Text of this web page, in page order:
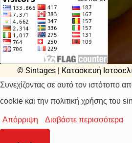
© Sintages | Κατασκευή
Συνεχίζοντας σε αυτό τον ιστότοπο
cookie και την πολιτική χρήσης του
Απόρριψη Διαβάστε περισσότερα